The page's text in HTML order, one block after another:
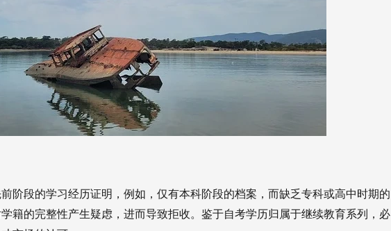
阶段的学习经历证明，例如，仅有本科阶段的档案，而缺乏专科或高中时期的
籍的完整性产生疑虑，进而导致拒收。鉴于自考学历归属于继续教育系列，必